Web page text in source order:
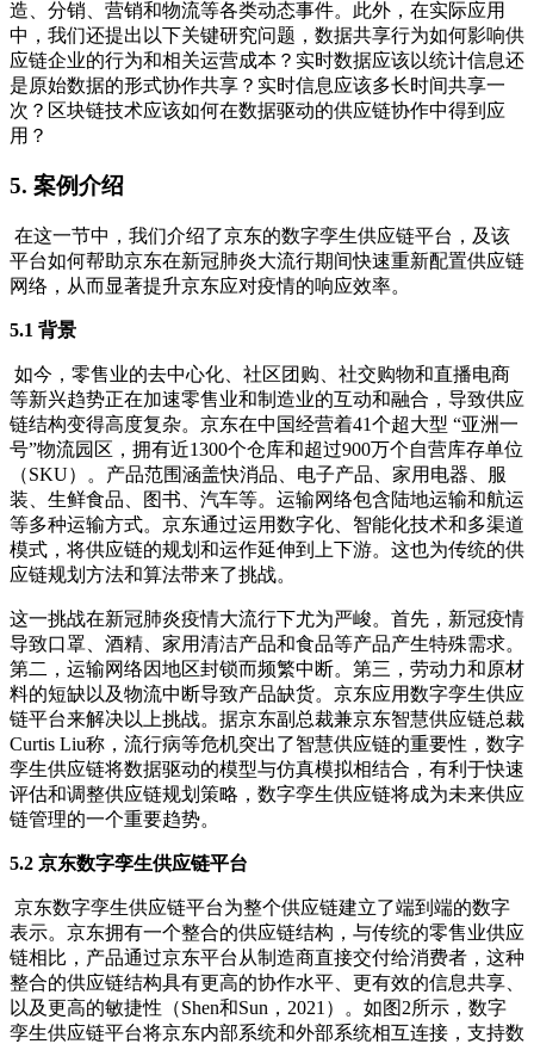
造、分销、营销和物流等各类动态事件。此外，在实际应用
中，我们还提出以下关键研究问题，数据共享行为如何影响供
应链企业的行为和相关运营成本？实时数据应该以统计信息还
是原始数据的形式协作共享？实时信息应该多长时间共享一
次？区块链技术应该如何在数据驱动的供应链协作中得到应
用？
5. 案例介绍
在这一节中，我们介绍了京东的数字孪生供应链平台，及该
平台如何帮助京东在新冠肺炎大流行期间快速重新配置供应链
网络，从而显著提升京东应对疫情的响应效率。
5.1 背景
如今，零售业的去中心化、社区团购、社交购物和直播电商
等新兴趋势正在加速零售业和制造业的互动和融合，导致供应
链结构变得高度复杂。京东在中国经营着41个超大型 “亚洲一
号”物流园区，拥有近1300个仓库和超过900万个自营库存单位
（SKU）。产品范围涵盖快消品、电子产品、家用电器、服
装、生鲜食品、图书、汽车等。运输网络包含陆地运输和航运
等多种运输方式。京东通过运用数字化、智能化技术和多渠道
模式，将供应链的规划和运作延伸到上下游。这也为传统的供
应链规划方法和算法带来了挑战。
这一挑战在新冠肺炎疫情大流行下尤为严峻。首先，新冠疫情
导致口罩、酒精、家用清洁产品和食品等产品产生特殊需求。
第二，运输网络因地区封锁而频繁中断。第三，劳动力和原材
料的短缺以及物流中断导致产品缺货。京东应用数字孪生供应
链平台来解决以上挑战。据京东副总裁兼京东智慧供应链总裁
Curtis Liu称，流行病等危机突出了智慧供应链的重要性，数字
孪生供应链将数据驱动的模型与仿真模拟相结合，有利于快速
评估和调整供应链规划策略，数字孪生供应链将成为未来供应
链管理的一个重要趋势。
5.2 京东数字孪生供应链平台
京东数字孪生供应链平台为整个供应链建立了端到端的数字
表示。京东拥有一个整合的供应链结构，与传统的零售业供应
链相比，产品通过京东平台从制造商直接交付给消费者，这种
整合的供应链结构具有更高的协作水平、更有效的信息共享、
以及更高的敏捷性（Shen和Sun，2021）。如图2所示，数字
孪生供应链平台将京东内部系统和外部系统相互连接，支持数